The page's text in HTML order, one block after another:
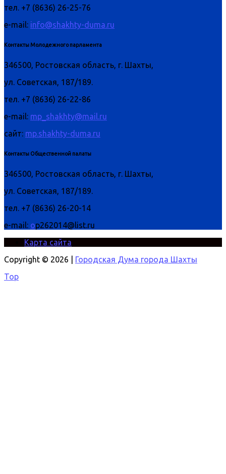
тел. +7 (8636) 26-25-76
e-mail: info@shakhty-duma.ru
Контакты Молодежного парламента
346500, Ростовская область, г. Шахты,
ул. Советская, 187/189.
тел. +7 (8636) 26-22-86
e-mail: mp_shakhty@mail.ru
сайт: mp.shakhty-duma.ru
Контакты Общественной палаты
346500, Ростовская область, г. Шахты,
ул. Советская, 187/189.
тел. +7 (8636) 26-20-14
e-mail: op262014@list.ru
Карта сайта
Copyright © 2026 |
Городская Дума города Шахты
Top